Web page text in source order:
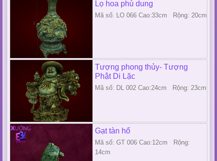
Lọ hoa phù dung
Mã số: LO 066 Cao:33cm Rộng: 20cm
Tượng phong thủy- Tượng
Phật Di Lặc
Mã số: DL 002 Cao:24cm Rộng: 23cm
Gạt tàn hổ
Mã số: GT 006 Cao:12cm Rộng:
14cm